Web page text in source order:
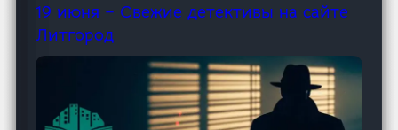
19 июня – Свежие детективы на сайте
Литгород